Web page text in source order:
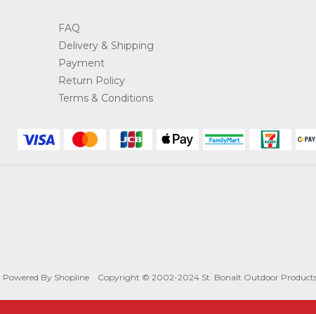
FAQ
Delivery & Shipping
Payment
Return Policy
Terms & Conditions
Powered By Shopline Copyright © 2002-2024 St. Bonalt Outdoor Products